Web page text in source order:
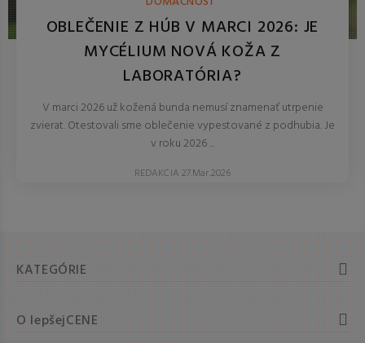
OBLEČENIE Z HÚB V MARCI 2026: JE
MYCÉLIUM NOVÁ KOŽA Z
LABORATÓRIA?
V marci 2026 už kožená bunda nemusí znamenať utrpenie
zvierat. Otestovali sme oblečenie vypestované z podhubia. Je
v roku 2026 ...
REDAKCIA 27.Mar.2026
KATEGÓRIE
O lepšejCENE